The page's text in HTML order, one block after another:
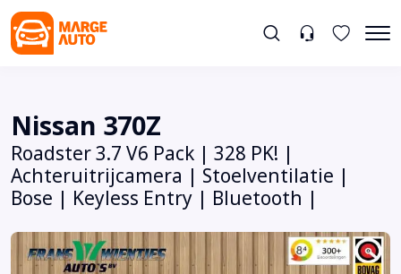
Nissan 370Z
Roadster 3.7 V6 Pack | 328 PK! |
Achteruitrijcamera | Stoelventilatie |
Bose | Keyless Entry | Bluetooth |